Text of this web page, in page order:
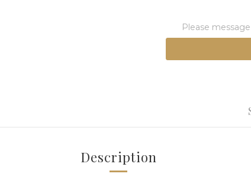
Please
Description